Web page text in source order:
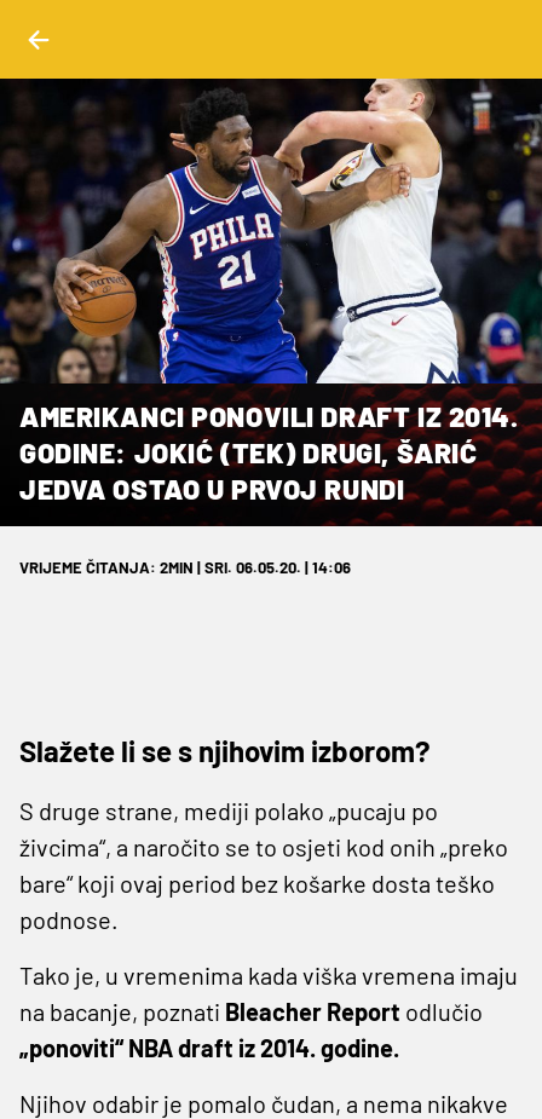
AMERIKANCI PONOVILI DRAFT IZ 2014.
GODINE: JOKIĆ (TEK) DRUGI, ŠARIĆ
JEDVA OSTAO U PRVOJ RUNDI
VRIJEME ČITANJA: 2MIN | SRI. 06.05.20. | 14:06
Slažete li se s njihovim izborom?
S druge strane, mediji polako „pucaju po
živcima“, a naročito se to osjeti kod onih „preko
bare“ koji ovaj period bez košarke dosta teško
podnose.
Tako je, u vremenima kada viška vremena imaju
na bacanje, poznati Bleacher Report odlučio
„ponoviti“ NBA draft iz 2014. godine.
Njihov odabir je pomalo čudan, a nema nikakve